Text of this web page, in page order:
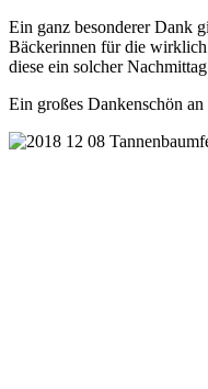
Ein ganz besonderer Dank
Bäckerinnen für die
diese ein solcher
Ein großes Dankenschön